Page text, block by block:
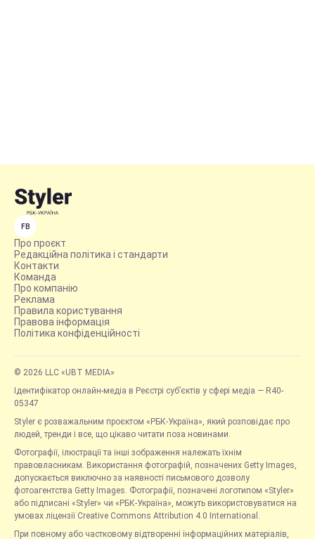
FB
Про проєкт
Редакційна політика і стандарти
Контакти
Команда
Про компанію
Реклама
Правила користування
Правова інформація
Політика конфіденційності
© 2026 LLC «UBT MEDIA»
Ідентифікатор онлайн-медіа в Реєстрі суб’єктів у сфері медіа — R40-
05347
Styler є розважальним проєктом «РБК-Україна», який розповідає про
людей, тренди і все, що цікаво читати поза новинами.
Фотографії, ілюстрації та інші зображення належать їхнім
правовласникам. Використання фотографій, позначених Getty Images,
допускається виключно за наявності письмового дозволу
фотоагентства Getty Images. Фотографії, позначені логотипом «Styler»
або підписані «Styler» чи «РБК-Україна», можуть використовуватися на
умовах ліцензії Creative Commons Attribution 4.0 International.
При повному або частковому відтворенні інформаційних матеріалів,